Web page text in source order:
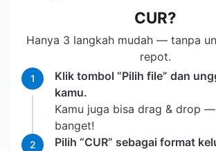
CUR?
Hanya 3 langkah mudah — tanpa
repot.
1
Klik tombol “Pilih file” dan
kamu.
Kamu juga bisa drag & drop
banget!
2
Pilih “CUR” sebagai format